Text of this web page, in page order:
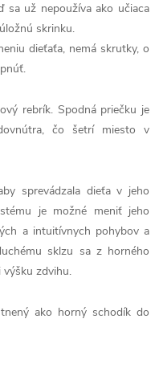
sa už nepoužíva ako učiaca
skrinku.
dieťaťa, nemá skrutky, o
rebrík. Spodná priečku je
čo šetrí miesto v
sprevádzala dieťa v jeho
je možné meniť jeho
a intuitívnych pohybov a
sklzu sa z horného
zdvihu.
ako horný schodík do